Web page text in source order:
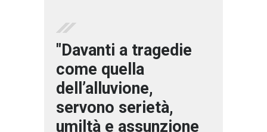
"Davanti a tragedie
come quella
dell’alluvione,
servono serietà,
umiltà e assunzione